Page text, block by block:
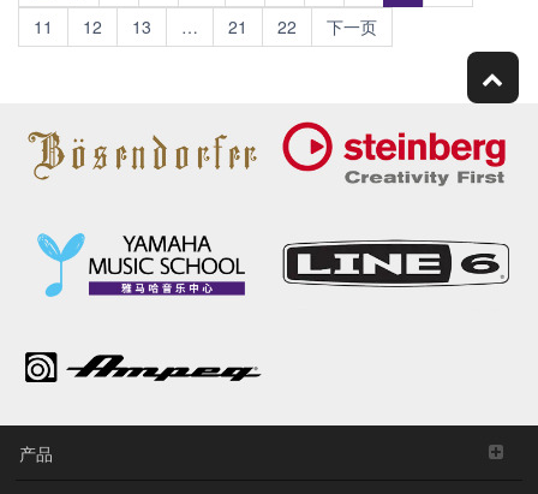
11
12 13 … 21 22 下一页
产品